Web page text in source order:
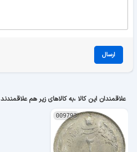
ارسال
علاقمندان این کالا ،به کالاهای زیر هم علاقمندند
009793